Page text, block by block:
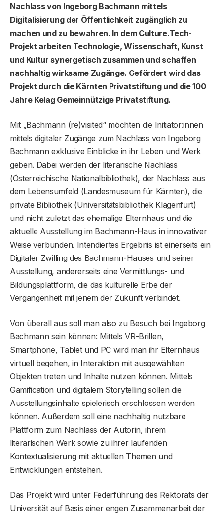
Nachlass von Ingeborg Bachmann mittels
Digitalisierung der Öffentlichkeit zugänglich zu
machen und zu bewahren. In dem Culture.Tech-
Projekt arbeiten Technologie, Wissenschaft, Kunst
und Kultur synergetisch zusammen und schaffen
nachhaltig wirksame Zugänge. Gefördert wird das
Projekt durch die Kärnten Privatstiftung und die 100
Jahre Kelag Gemeinnützige Privatstiftung.
Mit „Bachmann (re)visited“ möchten die Initiator:innen
mittels digitaler Zugänge zum Nachlass von Ingeborg
Bachmann exklusive Einblicke in ihr Leben und Werk
geben. Dabei werden der literarische Nachlass
(Österreichische Nationalbibliothek), der Nachlass aus
dem Lebensumfeld (Landesmuseum für Kärnten), die
private Bibliothek (Universitätsbibliothek Klagenfurt)
und nicht zuletzt das ehemalige Elternhaus und die
aktuelle Ausstellung im Bachmann-Haus in innovativer
Weise verbunden. Intendiertes Ergebnis ist einerseits ein
Digitaler Zwilling des Bachmann-Hauses und seiner
Ausstellung, andererseits eine Vermittlungs- und
Bildungsplattform, die das kulturelle Erbe der
Vergangenheit mit jenem der Zukunft verbindet.
Von überall aus soll man also zu Besuch bei Ingeborg
Bachmann sein können: Mittels VR-Brillen,
Smartphone, Tablet und PC wird man ihr Elternhaus
virtuell begehen, in Interaktion mit ausgewählten
Objekten treten und Inhalte nutzen können. Mittels
Gamification und digitalem Storytelling sollen die
Ausstellungsinhalte spielerisch erschlossen werden
können. Außerdem soll eine nachhaltig nutzbare
Plattform zum Nachlass der Autorin, ihrem
literarischen Werk sowie zu ihrer laufenden
Kontextualisierung mit aktuellen Themen und
Entwicklungen entstehen.
Das Projekt wird unter Federführung des Rektorats der
Universität auf Basis einer engen Zusammenarbeit der